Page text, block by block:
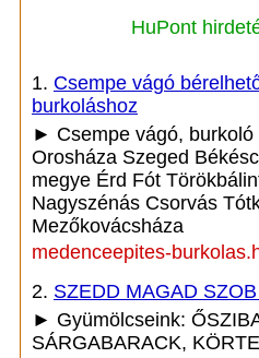
HuPont
1. Csempe vágó
burkoláshoz
► Csempe vágó, burkoló
Orosháza Szeged
megye Érd Fót
Nagyszénás Csorvás
Mezőkovácsháza
medenceepites-
2. SZEDD MAGAD
► Gyümölcseink:
SÁRGABARACK,